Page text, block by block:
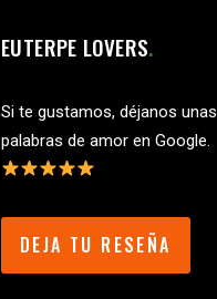
EUTERPE LOVERS
Si te gustamos, déjanos unas
palabras de amor en Google.
DEJA TU RESEÑA